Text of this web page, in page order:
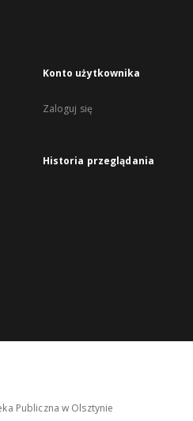
Konto użytkownika
Zaloguj się
Historia przeglądania
Publiczna w Olsztynie